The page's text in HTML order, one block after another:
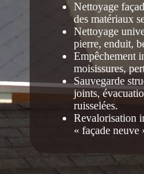
Nettoyage
des matériaux
Nettoyage
pierre, enduit,
Empêchement
moisissures,
Sauvegarde
joints,
ruisselées.
Revalorisation
« façade neuve